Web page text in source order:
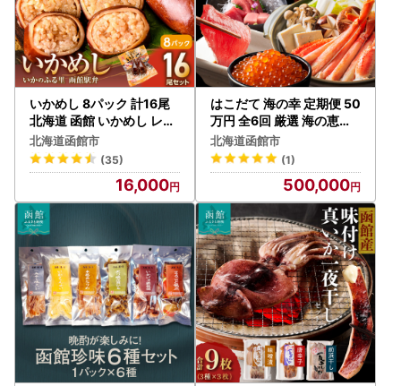
いかめし 8パック 計16尾
北海道 函館 いかめし レト
ルト 惣菜 _HD231-007
北海道函館市
(35)
16,000
はこだて 海の幸 定期便 50
万円 全6回 厳選 海の恵み
毛がに 本まぐろ_HS001-
006
北海道函館市
(1)
500,000